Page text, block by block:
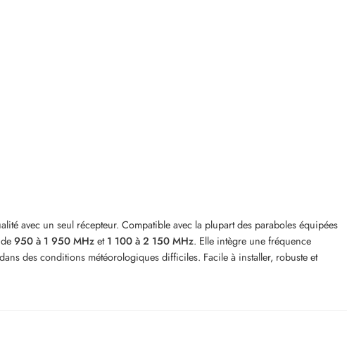
avec un seul récepteur. Compatible avec la plupart des paraboles équipées
950 à 1 950 MHzet1 100 à 2 150 MHz. Elle intègre une fréquence
des conditions météorologiques difficiles. Facile à installer, robuste et